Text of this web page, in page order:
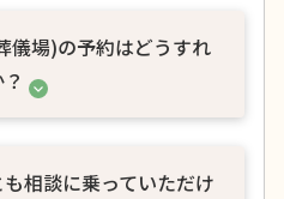
幌別駅
見沢)
儀場)の予約はどうすれ
相談に乗っていただけ